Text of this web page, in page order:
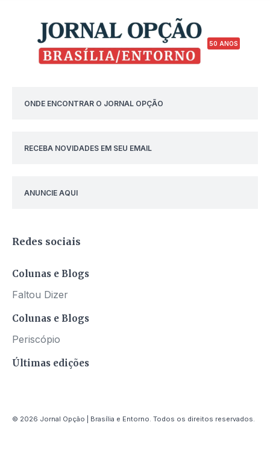
50 ANOS
ONDE ENCONTRAR O JORNAL OPÇÃO
RECEBA NOVIDADES EM SEU EMAIL
ANUNCIE AQUI
Redes sociais
Colunas e Blogs
Faltou Dizer
Colunas e Blogs
Periscópio
Últimas edições
© 2026 Jornal Opção | Brasília e Entorno. Todos os direitos reservados.